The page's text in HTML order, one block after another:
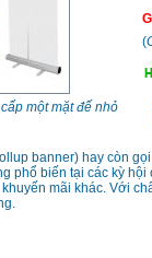
một mặt đế nhỏ
(
banner) hay còn
phổ biến tại các kỳ
mãi khác. Với